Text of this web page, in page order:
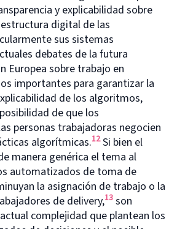
y explicabilidad sobre
digital de las
sus sistemas
debates de la futura
Europea sobre trabajo en
importantes para garantizar la
de los algoritmos,
de que los
personas trabajadoras negocien
algorítmicas.12Si bien el
manera genérica el tema al
automatizados de toma de
la asignación de trabajo o la
de delivery,13 son
complejidad que plantean los